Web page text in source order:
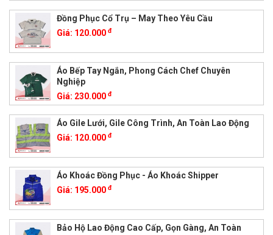
Đồng Phục Cổ Trụ – May Theo Yêu Cầu
Giá: 120.000 đ
Áo Bếp Tay Ngắn, Phong Cách Chef Chuyên
Nghiệp
Giá: 230.000 đ
Áo Gile Lưới, Gile Công Trình, An Toàn Lao Động
Giá: 120.000 đ
Áo Khoác Đồng Phục - Áo Khoác Shipper
Giá: 195.000 đ
Bảo Hộ Lao Động Cao Cấp, Gọn Gàng, An Toàn